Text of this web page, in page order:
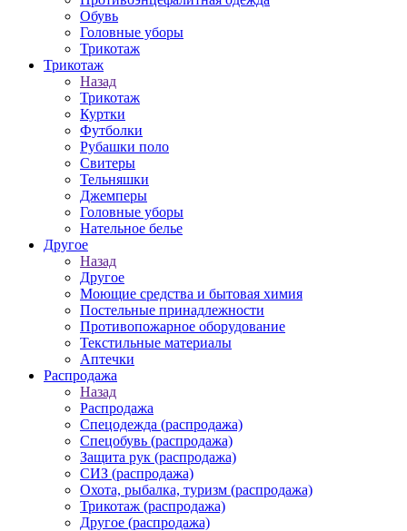
Обувь
Головные уборы
Трикотаж
Трикотаж
Назад
Трикотаж
Куртки
Футболки
Рубашки поло
Свитеры
Тельняшки
Джемперы
Головные уборы
Нательное белье
Другое
Назад
Другое
Моющие средства и бытовая химия
Постельные принадлежности
Противопожарное оборудование
Текстильные материалы
Аптечки
Распродажа
Назад
Распродажа
Спецодежда (распродажа)
Спецобувь (распродажа)
Защита рук (распродажа)
СИЗ (распродажа)
Охота, рыбалка, туризм (распродажа)
Трикотаж (распродажа)
Другое (распродажа)